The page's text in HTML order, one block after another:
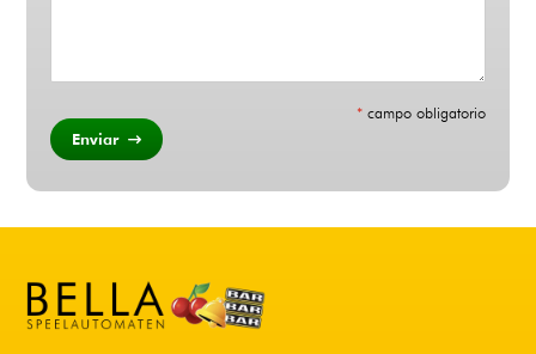
* campo obligatorio
Enviar